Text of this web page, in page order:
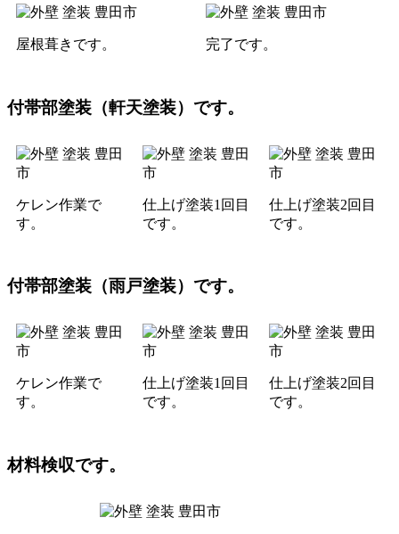
屋根葺きです。 完了です。
付帯部塗装（軒天塗装）です。
ケレン作業で
す。
仕上げ塗装1回目
です。
仕上げ塗装2回目
です。
付帯部塗装（雨戸塗装）です。
ケレン作業で
す。
仕上げ塗装1回目
です。
仕上げ塗装2回目
です。
材料検収です。